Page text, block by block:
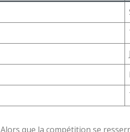
Alors que la compétition se